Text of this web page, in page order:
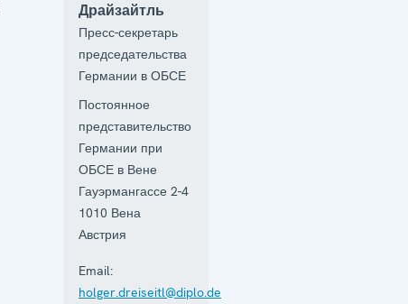
Драйзайтль
Пресс-секретарь
председательства
Германии в ОБСЕ
Постоянное
представительство
Германии при
ОБСЕ в Вене
Гауэрмангассе 2-4
1010 Вена
Австрия
Email:
holger.dreiseitl@diplo.de